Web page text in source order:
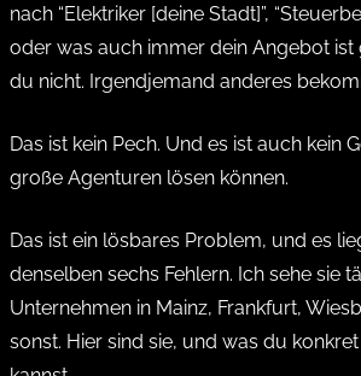
nach “Elektriker [deine Stadt]”,
oder was auch immer dein Angebot
du nicht. Irgendjemand anderes
Das ist kein Pech. Und es ist auch kein
große Agenturen lösen können.
Das ist ein lösbares Problem, und es
denselben sechs Fehlern. Ich sehe sie
Unternehmen in Mainz, Frankfurt,
sonst. Hier sind sie, und was du